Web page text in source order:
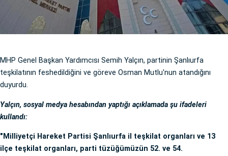
MHP Genel Başkan Yardımcısı Semih Yalçın, partinin Şanlıurfa
teşkilatının feshedildiğini ve göreve Osman Mutlu'nun atandığını
duyurdu.
Yalçın, sosyal medya hesabından yaptığı açıklamada şu ifadeleri
kullandı:
"Milliyetçi Hareket Partisi Şanlıurfa il teşkilat organları ve 13
ilçe teşkilat organları, parti tüzüğümüzün 52. ve 54.